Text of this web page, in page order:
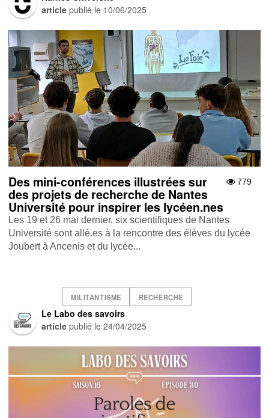
article publié le 10/06/2025
779
Des mini-conférences illustrées sur
des projets de recherche de Nantes
Université pour inspirer les lycéen.nes
Les 19 et 26 mai dernier, six scientifiques de Nantes
Université sont allé.es à la rencontre des élèves du lycée
Joubert à Ancenis et du lycée...
MILITANTISME RECHERCHE
Le Labo des savoirs
article publié le24/04/2025